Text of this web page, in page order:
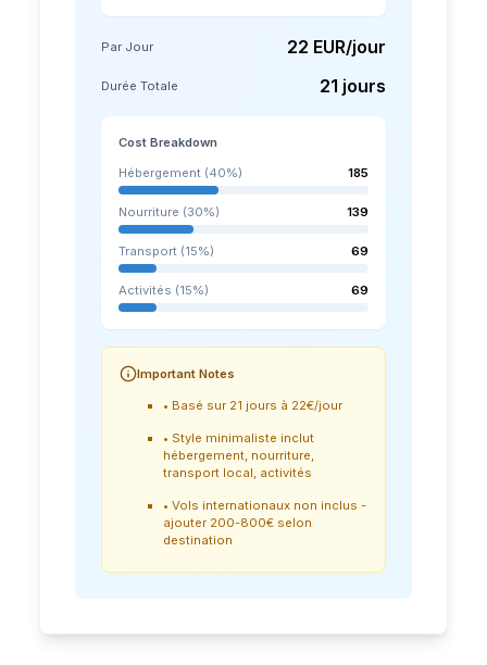
Par Jour 22 EUR/jour
Durée Totale 21 jours
Cost Breakdown
Hébergement (40%)
185
Nourriture (30%) 139
Transport (15%) 69
Activités (15%) 69
Important Notes
• Basé sur 21 jours à 22€/jour
• Style minimaliste inclut
hébergement, nourriture,
transport local, activités
• Vols internationaux non inclus -
ajouter 200-800€ selon
destination